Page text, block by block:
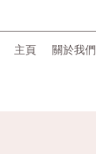
主頁 關於我們